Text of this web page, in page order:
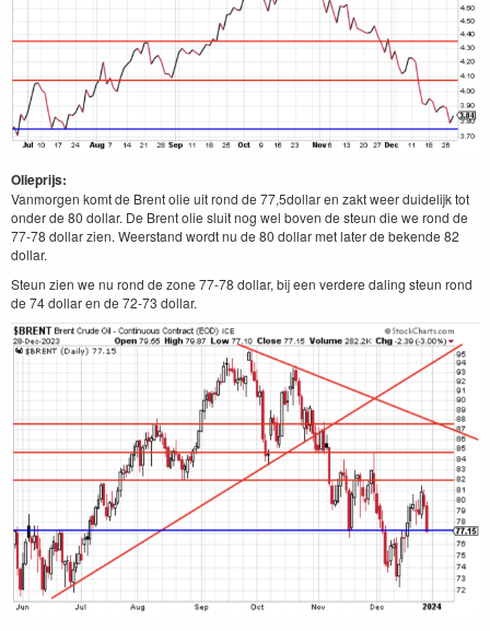
Olieprijs:
Vanmorgen komt de Brent olie uit rond de 77,5dollar en zakt weer duidelijk tot
onder de 80 dollar. De Brent olie sluit nog wel boven de steun die we rond de
77-78 dollar zien. Weerstand wordt nu de 80 dollar met later de bekende 82
dollar.
Steun zien we nu rond de zone 77-78 dollar, bij een verdere daling steun rond
de 74 dollar en de 72-73 dollar.